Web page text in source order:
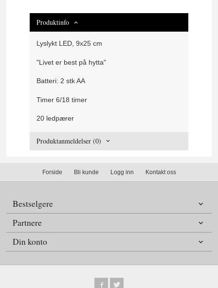
Produktinfo
Lyslykt LED, 9x25 cm
"Livet er best på hytta"
Batteri: 2 stk AA
Timer 6/18 timer
20 ledpærer
Produktanmeldelser (0)
Forside Bli kunde Logg inn Kontakt oss
Bestselgere
Partnere
Din konto